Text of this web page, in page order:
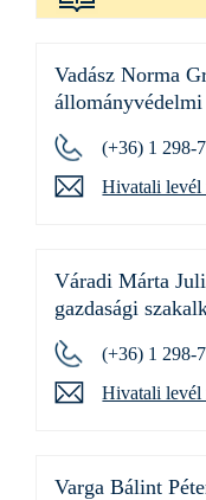
Vadász Norma
(+36) 1 298-
Hivatali levél
Váradi Márta
gazdasági
(+36) 1 298-
Hivatali levél
Varga Bálint